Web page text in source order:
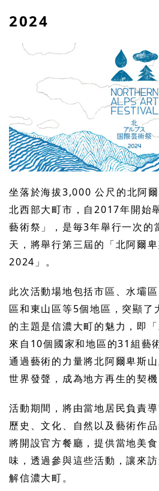
2024
坐落於海拔3,000 公尺的北阿
北西部大町市，自2017年開始
藝術祭」，是毎3年舉行一次的
天，將舉行第三屆的「北阿爾
2024」。
此次活動場地包括市區、水壩
區和東山區等5個地區，突顯了
的主題是信濃大町的魅力，即
來自10個國家和地區的31組藝
通過藝術的力量將北阿爾卑斯
世界發聲，成為地方再生的契機
活動期間，將由當地居民負責
歷史、文化、自然以及藝術作
將開設官方餐廳，提供當地美
味，透過參與這些活動，讓來
解信濃大町。